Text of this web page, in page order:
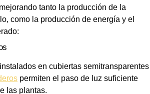
tanto la producción de la
como la producción de energía y el
en cubiertas semitransparentes
permiten el paso de luz suficiente
las plantas.